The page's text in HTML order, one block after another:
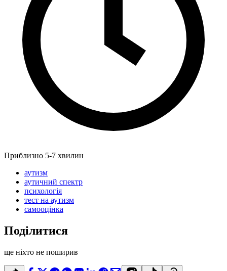
Приблизно 5-7 хвилин
аутизм
аутичний спектр
психологія
тест на аутизм
самооцінка
Поділитися
ще ніхто не поширив